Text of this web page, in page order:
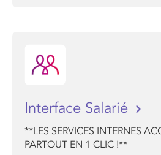
Interface Salarié
**LES SERVICES INTERNES
PARTOUT EN 1 CLIC !**